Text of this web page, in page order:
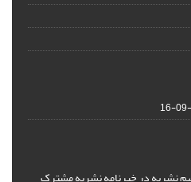
نشریه در خبرنامه نشریه مشترک